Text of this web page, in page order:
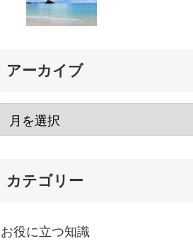
アーカイブ
カテゴリー
お役に立つ知識